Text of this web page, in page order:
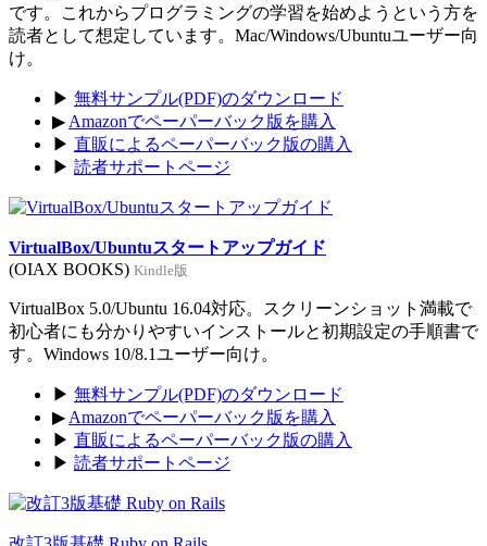
です。これからプログラミングの学習を始めようという方を
読者として想定しています。Mac/Windows/Ubuntuユーザー向
け。
▶ 無料サンプル(PDF)のダウンロード
▶ Amazonでペーパーバック版を購入
▶ 直販によるペーパーバック版の購入
▶ 読者サポートページ
VirtualBox/Ubuntuスタートアップガイド
(OIAX BOOKS) Kindle版
VirtualBox 5.0/Ubuntu 16.04対応。スクリーンショット満載で
初心者にも分かりやすいインストールと初期設定の手順書で
す。Windows 10/8.1ユーザー向け。
▶ 無料サンプル(PDF)のダウンロード
▶ Amazonでペーパーバック版を購入
▶ 直販によるペーパーバック版の購入
▶ 読者サポートページ